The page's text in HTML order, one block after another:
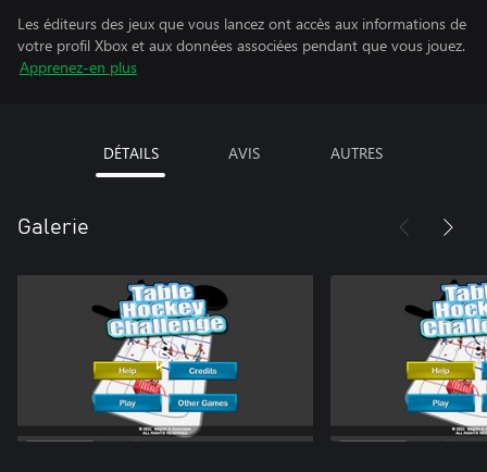
Les éditeurs des jeux que vous lancez ont accès aux informations de
votre profil Xbox et aux données associées pendant que vous jouez.
Apprenez-en plus
DÉTAILS AVIS AUTRES
Galerie